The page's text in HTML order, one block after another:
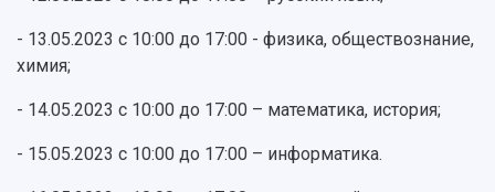
- 13.05.2023 с 10:00 до 17:00 - физика, обществознание,
химия;
- 14.05.2023 с 10:00 до 17:00 – математика, история;
- 15.05.2023 с 10:00 до 17:00 – информатика.